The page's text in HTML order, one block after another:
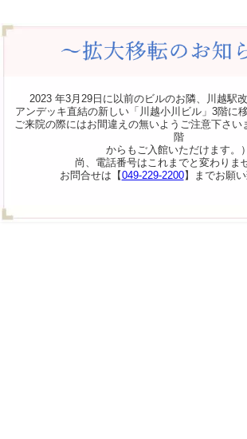
2023 年3月29日に以前のビルのお隣、川越駅
アンデッキ直結の新しい「川越小川ビル」3階に
ご来院の際にはお間違えの無いようご注意下さい
階
からもご入館いただけます。）
尚、電話番号はこれまでと変わりま
お問合せは【049-229-2200】までお願い